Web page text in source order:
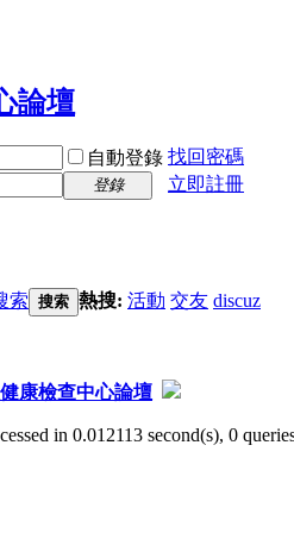
自動登錄 找回密碼
登錄
立即註冊
索 搜索 熱搜: 活動 交友 discuz
康檢查中心論壇
in 0.012113 second(s), 0